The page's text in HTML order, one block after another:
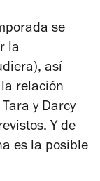
se
la
así
relación
y Darcy
Y de
es la posible